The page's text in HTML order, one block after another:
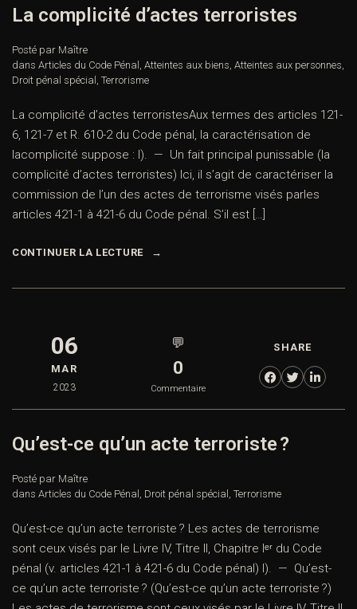
La complicité d’actes terroristes
Posté par Maître
dans Articles du Code Pénal , Atteintes aux biens, Atteintes aux personnes,
Droit pénal spécial , Terrorisme
La complicité d’actes terroristesAux termes des articles 121-
6, 121-7 et R. 610-2 du Code pénal, la caractérisation de
lacomplicité suppose : I). — Un fait principal punissable (la
complicité d’actes terroristes) Ici, il s’agit de caractériser la
commission de l’un des actes de terrorisme visés parles
articles 421-1 à 421-6 du Code pénal. S’il est […]
CONTINUER LA LECTURE
06
MAR
2023
💬
0
Commentaire
SHARE
Qu’est-ce qu’un acte terroriste ?
Posté par Maître
dans Articles du Code Pénal , Droit pénal spécial , Terrorisme
Qu’est-ce qu’un acte terroriste ? Les actes de terrorisme
sont ceux visés par le Livre IV, Titre II, Chapitre Iᵉʳ du Code
pénal (v. articles 421-1 à 421-6 du Code pénal) I). — Qu’est-
ce qu’un acte terroriste ? (Qu’est-ce qu’un acte terroriste ?)